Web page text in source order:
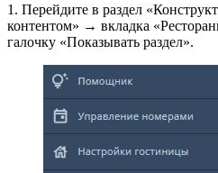
1. Перейдите в раздел
контентом» → вкладка
галочку «Показывать раздел».